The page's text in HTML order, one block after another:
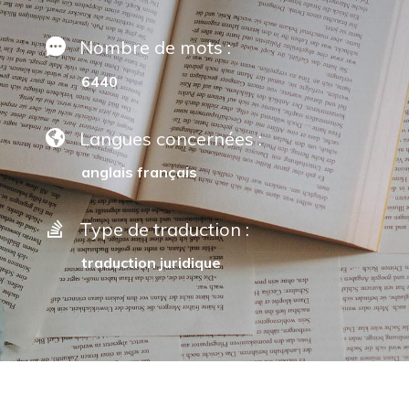
Nombre de mots :
6440
Langues concernées :
anglais français
Type de traduction :
traduction juridique